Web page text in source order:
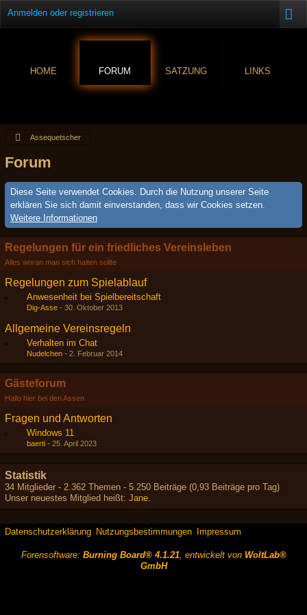
Anmelden oder registrieren
HOME FORUM SATZUNG LINKS
Assequetscher
Forum
Diese Seite verwendet Cookies. Durch die Nutzung unserer Seite
erklären Sie sich damit einverstanden, dass wir Cookies setzen.
Weitere Informationen
Regelungen für ein friedliches Vereinsleben
Alles woran man sich halten sollte
Regelungen zum Spielablauf
Anwesenheit bei Spielbereitschaft
Dig-Asse - 30. Oktober 2013
Allgemeine Vereinsregeln
Verhalten im Chat
Nudelchen - 2. Februar 2014
Gästeforum
Hallo hier bei den Assen
Fragen und Antworten
Windows 11
baerti - 25. April 2023
Statistik
34 Mitglieder - 2.362 Themen - 5.250 Beiträge (0,93 Beiträge pro Tag)
Unser neuestes Mitglied heißt: Jane.
Datenschutzerklärung Nutzungsbestimmungen Impressum
Forensoftware: Burning Board® 4.1.21, entwickelt von WoltLab®
GmbH